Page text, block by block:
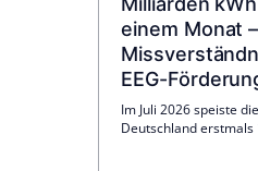
einem Monat
EEG-
Im Juli 2026 speiste
Deutschland